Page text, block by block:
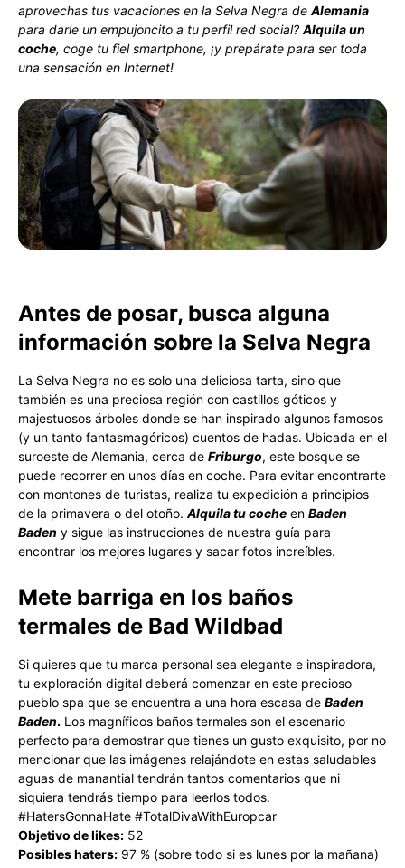
aprovechas tus vacaciones en la Selva Negra de Alemania
para darle un empujoncito a tu perfil red social? Alquila un
coche, coge tu fiel smartphone, ¡y prepárate para ser toda
una sensación en Internet!
Antes de posar, busca alguna
información sobre la Selva Negra
La Selva Negra no es solo una deliciosa tarta, sino que
también es una preciosa región con castillos góticos y
majestuosos árboles donde se han inspirado algunos famosos
(y un tanto fantasmagóricos) cuentos de hadas. Ubicada en el
suroeste de Alemania, cerca de Friburgo, este bosque se
puede recorrer en unos días en coche. Para evitar encontrarte
con montones de turistas, realiza tu expedición a principios
de la primavera o del otoño. Alquila tucoche en Baden
Baden y sigue las instrucciones de nuestra guía para
encontrar los mejores lugares y sacar fotos increíbles.
Mete barriga en los baños
termales de Bad Wildbad
Si quieres que tu marca personal sea elegante e inspiradora,
tu exploración digital deberá comenzar en este precioso
pueblo spa que se encuentra a una hora escasa de Baden
Baden. Los magníficos baños termales son el escenario
perfecto para demostrar que tienes un gusto exquisito, por no
mencionar que las imágenes relajándote en estas saludables
aguas de manantial tendrán tantos comentarios que ni
siquiera tendrás tiempo para leerlos todos.
#HatersGonnaHate #TotalDivaWithEuropcar
Objetivo de likes: 52
Posibles haters: 97 % (sobre todo si es lunes por la mañana)